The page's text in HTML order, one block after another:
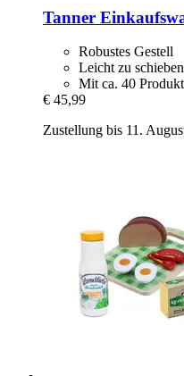
Tanner
Robustes Gestell
Leicht zu schieben
Mit ca. 40
€ 45,99
Zustellung bis 11.